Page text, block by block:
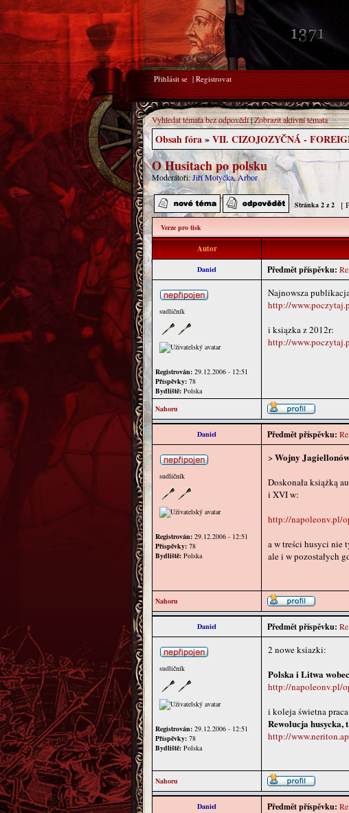
Přihlásit se | Registrovat
Vyhledat témata bez odpovědí|Zobrazit aktivní témata
Obsah fóra»VII. CIZOJOZYČNÁ -
O Husitach po polsku
Moderátoři:Jiří Motyčka,Arbor
Stránka 2 z2 [
Verze pro tisk
Autor
Daniel Předmět příspěvku:
sudličník
Registrován: 29.12.2006 - 12:51
Příspěvky: 78
Bydliště: Polska
Najnowsza
http://
i ksiązka z 2012r:
http://
Nahoru
Daniel Předmět příspěvku:
sudličník
Registrován: 29.12.2006 - 12:51
Příspěvky: 78
Bydliště: Polska
>Wojny
Doskonała książką
i XVI w:
http://napoleonv.pl/
a w treści husyci nie
ale i w pozostałych
Nahoru
Daniel Předmět příspěvku:
sudličník
Registrován: 29.12.2006 - 12:51
Příspěvky: 78
Bydliště: Polska
2 nowe ksiazki:
Polska i Litwa
http://napoleonv.pl/
i koleja świetna
Rewolucja husycka,
http://
Nahoru
Daniel Předmět příspěvku: